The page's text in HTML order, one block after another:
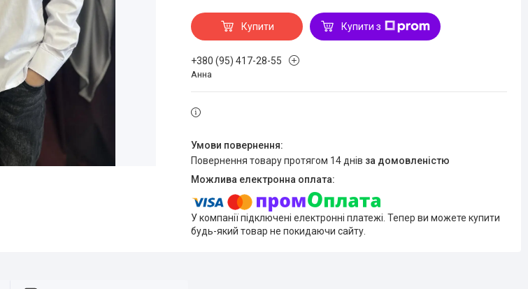
Купити Купити з
+380 (95) 417-28-55
Анна
повернення товару протягом 14 днів за домовленістю
У компанії підключені електронні платежі. Тепер ви можете купити
будь-який товар не покидаючи сайту.